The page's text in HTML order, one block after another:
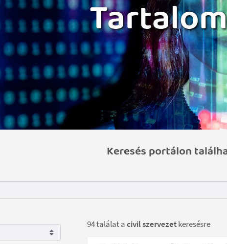
Keresés portálon
94 találat acivil szervezetkeresésre